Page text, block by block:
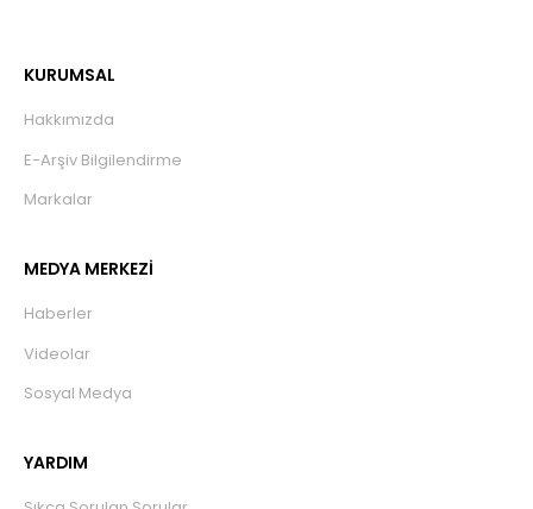
KURUMSAL
Hakkımızda
E-Arşiv Bilgilendirme
Markalar
MEDYA MERKEZİ
Haberler
Videolar
Sosyal Medya
YARDIM